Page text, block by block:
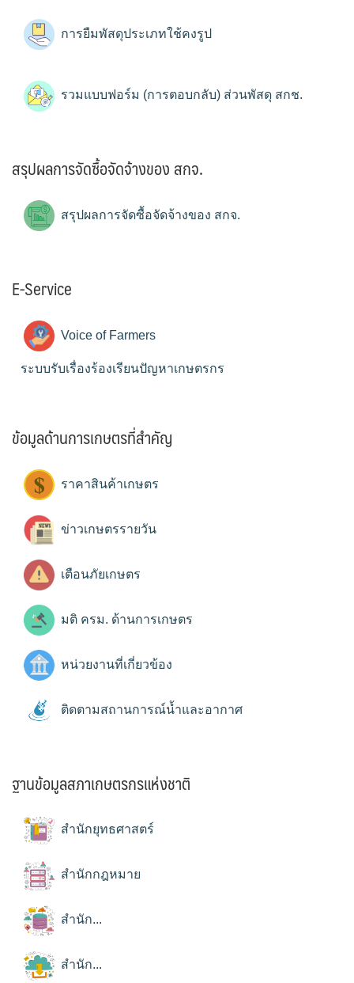
การยืมพัสดุประเภทใช้คงรูป
รวมแบบฟอร์ม (การตอบกลับ) ส่วนพัสดุ สกช.
สรุปผลการจัดซื้อจัดจ้างของ สกจ.
สรุปผลการจัดซื้อจัดจ้างของ สกจ.
E-Service
Voice of Farmers
ระบบรับเรื่องร้องเรียนปัญหาเกษตรกร
ข้อมูลด้านการเกษตรที่สำคัญ
ราคาสินค้าเกษตร
ข่าวเกษตรรายวัน
เตือนภัยเกษตร
มติ ครม. ด้านการเกษตร
หน่วยงานที่เกี่ยวข้อง
ติดตามสถานการณ์น้ำและอากาศ
ฐานข้อมูลสภาเกษตรกรแห่งชาติ
สำนักยุทธศาสตร์
สำนักกฎหมาย
สำนัก...
สำนัก...